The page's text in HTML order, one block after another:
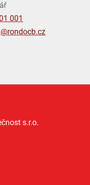
001
rondocb.cz
s.r.o.